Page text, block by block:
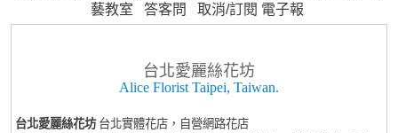
藝教室
答客問 取消/訂閱 電子報
台北愛麗絲花坊
Alice Florist Taipei, Taiwan.
台北愛麗絲花坊 台北實體花店，自營網路花店